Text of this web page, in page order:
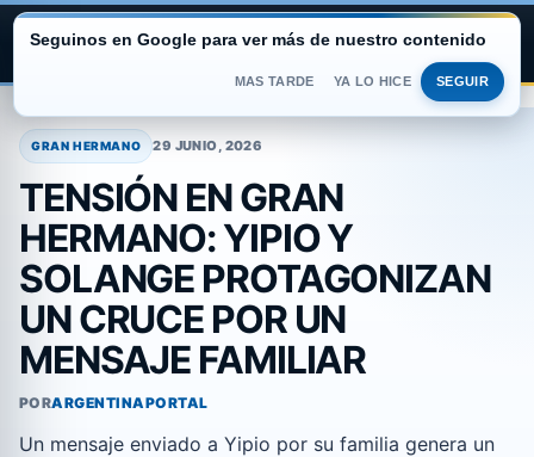
contenido
ARGENTINA PORTAL
GRAN HERMANO 29 JUNIO, 2026
TENSIÓN EN GRAN
HERMANO: YIPIO Y
SOLANGE PROTAGONIZAN
UN CRUCE POR UN
MENSAJE FAMILIAR
PORARGENTINAPORTAL
Un mensaje enviado a Yipio por su familia genera un
Seguinos en Google para ver más de nuestro contenido
MAS TARDE YA LO HICE SEGUIR